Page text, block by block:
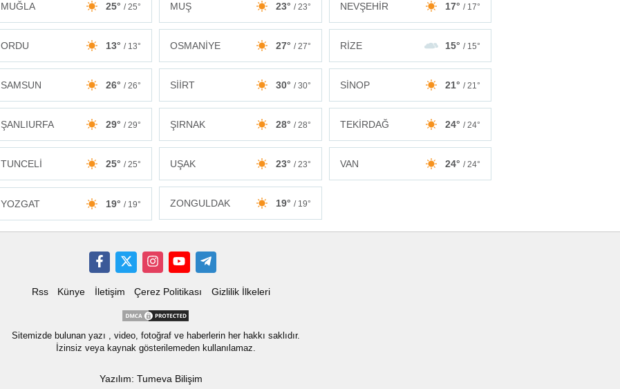
MUĞLA 25° / 25° MUŞ 23° / 23° NEVŞEHİR 17° / 17°
ORDU 13° / 13° OSMANİYE 27° / 27° RİZE 15° / 15°
SAMSUN 26° / 26° SİİRT 30° / 30° SİNOP 21° / 21°
ŞANLIURFA 29° / 29° ŞIRNAK 28° / 28° TEKİRDAĞ 24° / 24°
TUNCELİ 25° / 25° UŞAK 23° / 23° VAN 24° / 24°
YOZGAT 19° / 19° ZONGULDAK 19° / 19°
Rss Künye İletişim Çerez Politikası Gizlilik İlkeleri
Sitemizde bulunan yazı , video, fotoğraf ve haberlerin her hakkı saklıdır.
İzinsiz veya kaynak gösterilemeden kullanılamaz.
Yazılım: Tumeva Bilişim